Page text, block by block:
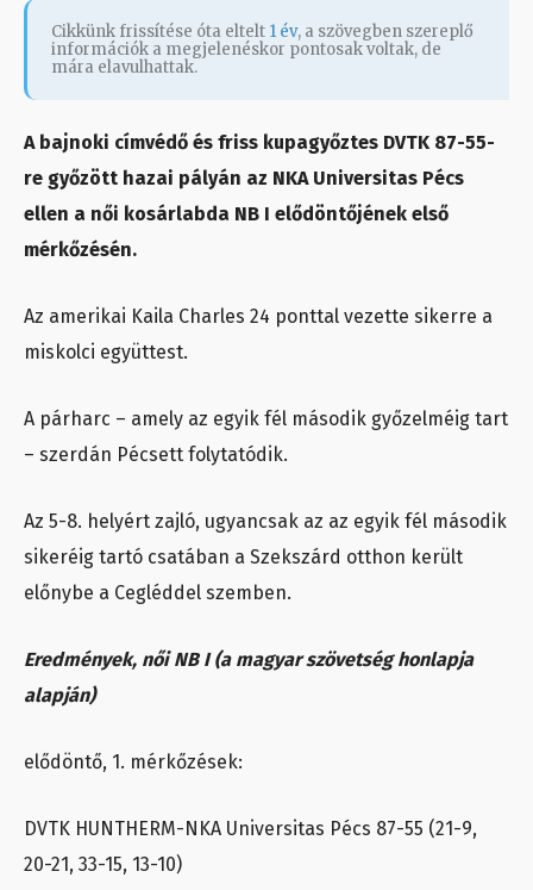
Cikkünk frissítése óta eltelt 1 év, a szövegben szereplő
információk a megjelenéskor pontosak voltak, de
mára elavulhattak.
A bajnoki címvédő és friss kupagyőztes DVTK 87-55-
re győzött hazai pályán az NKA Universitas Pécs
ellen a női kosárlabda NB I elődöntőjének első
mérkőzésén.
Az amerikai Kaila Charles 24 ponttal vezette sikerre a
miskolci együttest.
A párharc – amely az egyik fél második győzelméig tart
– szerdán Pécsett folytatódik.
Az 5-8. helyért zajló, ugyancsak az az egyik fél második
sikeréig tartó csatában a Szekszárd otthon került
előnybe a Cegléddel szemben.
Eredmények, női NB I (a magyar szövetség honlapja
alapján)
elődöntő, 1. mérkőzések:
DVTK HUNTHERM-NKA Universitas Pécs 87-55 (21-9,
20-21, 33-15, 13-10)